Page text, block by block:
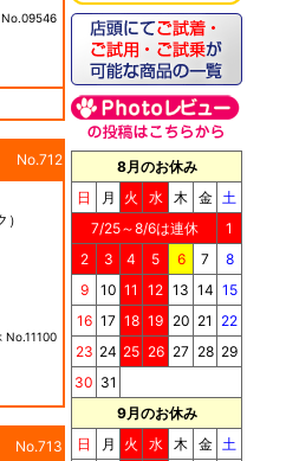
No.09546
No.712
No.11100
No.713
8月のお休み
日
月 火 水 木 金 土
7/25～8/6は連休
1
2
3 4 5 6 7
8
9
10 11 12 13 14 15
16 17 18 19 20 21
22
23 24 25 26 27 28 29
30 31
9月のお休み
日
月 火 水 木 金 土